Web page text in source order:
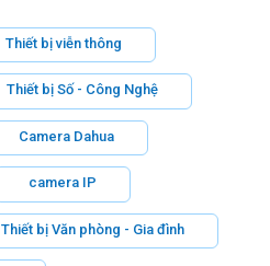
Thiết bị viễn thông
Thiết bị Số - Công Nghệ
Camera Dahua
camera IP
Thiết bị Văn phòng - Gia đình